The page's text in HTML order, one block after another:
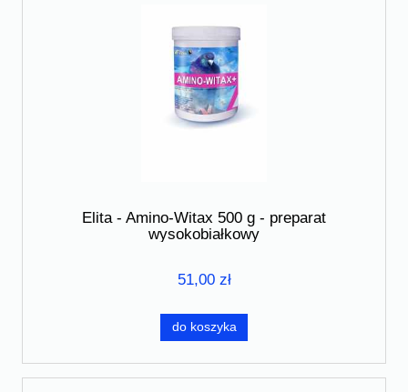
Elita - Amino-Witax 500 g - preparat
wysokobiałkowy
51,00 zł
do koszyka